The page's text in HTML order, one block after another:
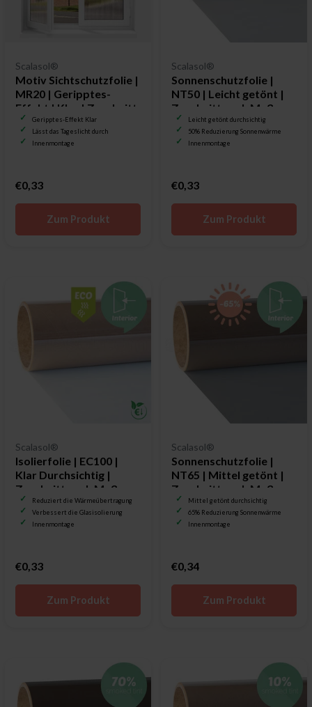
Scalasol®
Motiv Sichtschutzfolie |
MR20 | Geripptes-
Effekt | Klar | Zuschnitt
nach Maß
Geripptes-Effekt Klar
Lässt das Tageslicht durch
Innenmontage
€0,33
Zum Produkt
Scalasol®
Sonnenschutzfolie |
NT50 | Leicht getönt |
Zuschnitt nach Maß
Leicht getönt durchsichtig
50% Reduzierung Sonnenwärme
Innenmontage
€0,33
Zum Produkt
Scalasol®
Isolierfolie | EC100 |
Klar Durchsichtig |
Zuschnitt nach Maß
Reduziert die Wärmeübertragung
Verbessert die Glasisolierung
Innenmontage
€0,33
Zum Produkt
Scalasol®
Sonnenschutzfolie |
NT65 | Mittel getönt |
Zuschnitt nach Maß
Mittel getönt durchsichtig
65% Reduzierung Sonnenwärme
Innenmontage
€0,34
Zum Produkt